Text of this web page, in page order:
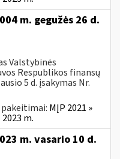
m. gegužės 26 d.
Valstybinės
Respublikos finansų
5 d. įsakymas Nr.
MĮP 2021 »
m.
m. vasario 10 d.